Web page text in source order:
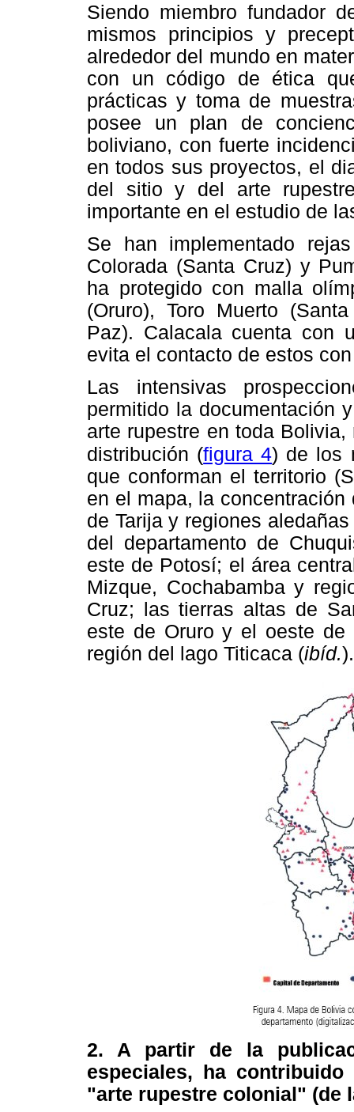
Siendo miembro fundador
mismos principios y
alrededor del mundo en
con un código de ética
prácticas y toma de
posee un plan de
boliviano, con fuerte
en todos sus proyectos, el
del sitio y del arte
importante en el estudio de
Se han implementado
Colorada (Santa Cruz) y
ha protegido con malla
(Oruro), Toro Muerto
Paz). Calacala cuenta con
evita el contacto de estos
Las intensivas
permitido la documentación
arte rupestre en toda
distribución (figura 4) de los
que conforman el territorio
en el mapa, la
de Tarija y regiones
del departamento de
este de Potosí; el área
Mizque, Cochabamba y
Cruz; las tierras altas de
este de Oruro y el oeste de
región del lago Titicaca (ibíd.).
2. A partir de la
especiales, ha
"arte rupestre colonial" (de